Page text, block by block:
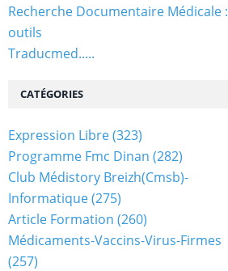
Recherche Documentaire Médicale :
outils
Traducmed.....
CATÉGORIES
Expression Libre(323)
Programme Fmc Dinan (282)
Club Médistory Breizh(cmsb)-
Informatique(275)
Article Formation (260)
Médicaments-Vaccins-Virus-Firmes
(257)